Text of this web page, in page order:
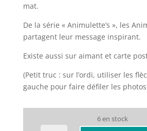
mat.
De la série « Animulette’s », les
partagent leur message inspirant.
Existe aussi sur aimant et carte
(Petit truc : sur l’ordi, utiliser les
gauche pour faire défiler les
6 en stock